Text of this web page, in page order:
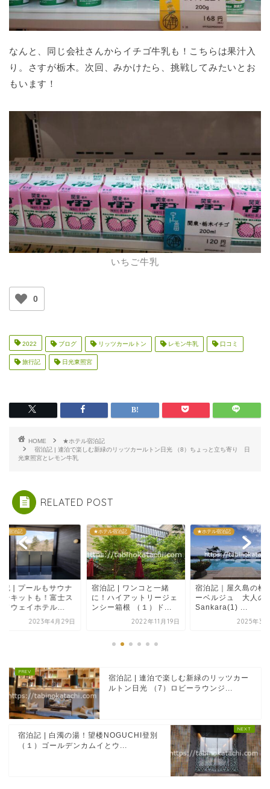
なんと、同じ会社さんからイチゴ牛乳も！こちらは果汁入
り。さすが栃木。次回、みかけたら、挑戦してみたいとお
もいます！
いちご牛乳
0
2022 ブログ リッツカールトン レモン牛乳 口コミ
旅行記 日光東照宮
HOME
★ホテル宿泊記
宿泊記 | 連泊で楽しむ新緑のリッツカールトン日光 （8）ちょっと立ち寄り 日
光東照宮とレモン牛乳
RELATED POST
ル宿泊記
記 | プールもサウナ
ーキットも！富士ス
ドウェイホテル...
2023年4月29日
★ホテル宿泊記
宿泊記 | ワンコと一緒
に！ハイアットリージェ
ンシー箱根 （１）ド...
2022年11月19日
★ホテル宿泊記
宿泊記｜屋久島の極
ーベルジュ 大人
Sankara(1) ...
2025年3
宿泊記 | 連泊で楽しむ新緑のリッツカー
ルトン日光 （7）ロビーラウンジ...
宿泊記 | 白濁の湯！望楼NOGUCHI登別
（１）ゴールデンカムイとウ...